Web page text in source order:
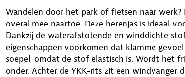
Wandelen door het park of fietsen naar
overal mee naartoe. Deze herenjas is ideaal
Dankzij de waterafstotende en winddichte
eigenschappen voorkomen dat klamme
soepel, omdat de stof elastisch is. Wordt het
onder. Achter de YKK-rits zit een windvanger